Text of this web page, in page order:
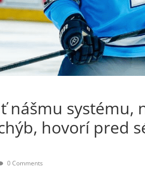
nášmu systému,
hovorí pred
0 Comments